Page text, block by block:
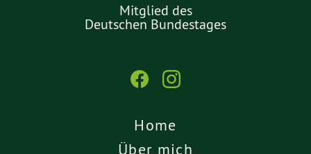
Mitglied des
Deutschen Bundestages
Home
Über mich